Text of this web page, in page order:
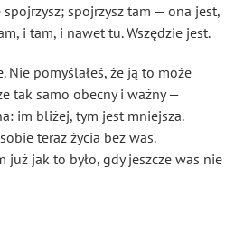
spojrzysz tam — ona jest,
i tam, i nawet tu. Wszędzie jest.
Nie pomyślałeś, że ją to może
tak samo obecny i ważny —
im bliżej, tym jest mniejsza.
teraz życia bez was.
już jak to było, gdy jeszcze was nie